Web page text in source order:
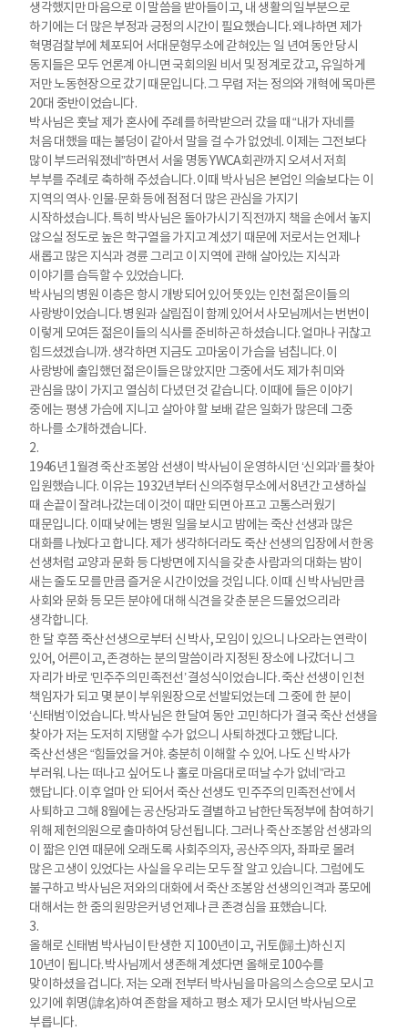
생각했지만 마음으로 이 말씀을 받아들이고, 내 생활의 일부분으로
하기에는 더 많은 부정과 긍정의 시간이 필요했습니다. 왜냐하면 제가
혁명검찰부에 체포되어 서대문형무소에 갇혀있는 일 년여 동안 당시
동지들은 모두 언론계 아니면 국회의원 비서 및 정계로 갔고, 유일하게
저만 노동현장으로 갔기 때문입니다. 그 무렵 저는 정의와 개혁에 목마른
20대 중반이었습니다.
박사님은 훗날 제가 혼사에 주례를 허락받으러 갔을 때 “내가 자네를
처음 대했을 때는 불덩이 같아서 말을 걸 수가 없었네. 이제는 그전보다
많이 부드러워졌네”하면서 서울 명동 YWCA회관까지 오셔서 저희
부부를 주례로 축하해 주셨습니다. 이때 박사님은 본업인 의술보다는 이
지역의 역사·인물·문화 등에 점점 더 많은 관심을 가지기
시작하셨습니다. 특히 박사님은 돌아가시기 직전까지 책을 손에서 놓지
않으실 정도로 높은 학구열을 가지고 계셨기 때문에 저로서는 언제나
새롭고 많은 지식과 경륜 그리고 이 지역에 관해 살아있는 지식과
이야기를 습득할 수 있었습니다.
박사님의 병원 이층은 항시 개방되어 있어 뜻있는 인천 젊은이들의
사랑방이었습니다. 병원과 살림집이 함께 있어서 사모님께서는 번번이
이렇게 모여든 젊은이들의 식사를 준비하곤 하셨습니다. 얼마나 귀찮고
힘드셨겠습니까. 생각하면 지금도 고마움이 가슴을 넘칩니다. 이
사랑방에 출입했던 젊은이들은 많았지만 그중에서도 제가 취미와
관심을 많이 가지고 열심히 다녔던 것 같습니다. 이때에 들은 이야기
중에는 평생 가슴에 지니고 살아야 할 보배 같은 일화가 많은데 그중
하나를 소개하겠습니다.
2.
1946년 1월경 죽산 조봉암 선생이 박사님이 운영하시던 ‘신외과’를 찾아
입원했습니다. 이유는 1932년부터 신의주형무소에서 8년간 고생하실
때 손끝이 잘려나갔는데 이것이 때만 되면 아프고 고통스러웠기
때문입니다. 이때 낮에는 병원 일을 보시고 밤에는 죽산 선생과 많은
대화를 나눴다고 합니다. 제가 생각하더라도 죽산 선생의 입장에서 한옹
선생처럼 교양과 문화 등 다방면에 지식을 갖춘 사람과의 대화는 밤이
새는 줄도 모를 만큼 즐거운 시간이었을 것입니다. 이때 신 박사님만큼
사회와 문화 등 모든 분야에 대해 식견을 갖춘 분은 드물었으리라
생각합니다.
한 달 후쯤 죽산 선생으로부터 신 박사, 모임이 있으니 나오라는 연락이
있어, 어른이고, 존경하는 분의 말씀이라 지정된 장소에 나갔더니 그
자리가 바로 ‘민주주의 민족전선’ 결성식이었습니다. 죽산 선생이 인천
책임자가 되고 몇 분이 부위원장으로 선발되었는데 그 중에 한 분이
‘신태범’이었습니다. 박사님은 한 달여 동안 고민하다가 결국 죽산 선생을
찾아가 저는 도저히 지탱할 수가 없으니 사퇴하겠다고 했답니다.
죽산 선생은 “힘들었을 거야. 충분히 이해할 수 있어. 나도 신 박사가
부러워. 나는 떠나고 싶어도 나 홀로 마음대로 떠날 수가 없네”라고
했답니다. 이후 얼마 안 되어서 죽산 선생도 ‘민주주의 민족전선’에서
사퇴하고 그해 8월에는 공산당과도 결별하고 남한단독정부에 참여하기
위해 제헌의원으로 출마하여 당선됩니다. 그러나 죽산 조봉암 선생과의
이 짧은 인연 때문에 오래도록 사회주의자, 공산주의자, 좌파로 몰려
많은 고생이 있었다는 사실을 우리는 모두 잘 알고 있습니다. 그럼에도
불구하고 박사님은 저와의 대화에서 죽산 조봉암 선생의 인격과 풍모에
대해서는 한 줌의 원망은커녕 언제나 큰 존경심을 표했습니다.
3.
올해로 신태범 박사님이 탄생한 지 100년이고, 귀토(歸土)하신 지
10년이 됩니다. 박사님께서 생존해 계셨다면 올해로 100수를
맞이하셨을 겁니다. 저는 오래 전부터 박사님을 마음의 스승으로 모시고
있기에 휘명(諱名)하여 존함을 제하고 평소 제가 모시던 박사님으로
부릅니다.